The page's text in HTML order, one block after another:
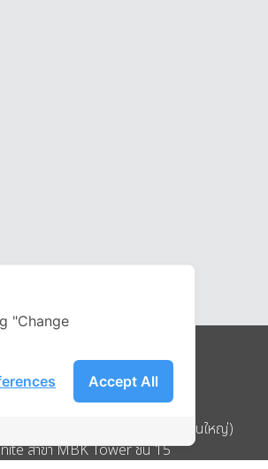
บริษัท อิกไนท์ เอ สตาร์ จำกัด (สำนักงานใหญ่)
สาขา MBK Tower ชั้น 15
"Change
Accept All